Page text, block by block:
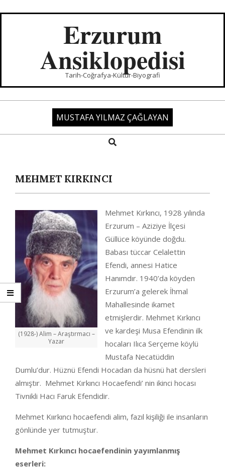
Erzurum
Ansiklopedisi
Tarih-Coğrafya-Kültür-Biyografi
MUSTAFA YILMAZ ÇAĞLAYAN
Search
MEHMET KIRKINCI
(1928-) Alim – Araştırmacı –
Yazar
Mehmet Kırkıncı, 1928 yılında
Erzurum – Aziziye İlçesi
Güllüce köyünde doğdu.
Babası tüccar Celalettin
Efendi, annesi Hatice
Hanımdır. 1940’da köyden
Erzurum’a gelerek İhmal
Mahallesinde ikamet
etmişlerdir. Mehmet Kırkıncı
ve kardeşi Musa Efendinin ilk
hocaları Ilıca Serçeme köylü
Mustafa Necatüddin
Dumlu’dur. Hüznü Efendi Hocadan da hüsnü hat dersleri
almıştır. Mehmet Kırkıncı Hocaefendi’ nin ikinci hocası
Tivnikli Hacı Faruk Efendidir.
Mehmet Kıırkıncı hocaefendi alim, fazıl kişiliği ile insanların
gönlünde yer tutmuştur.
Mehmet Kırkıncı hocaefendinin yayımlanmış
eserleri: